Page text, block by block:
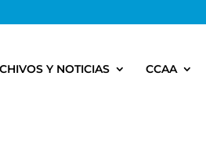
Y NOTICIAS CCAA